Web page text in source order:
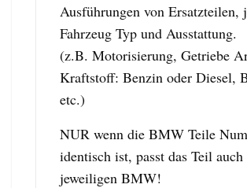
Ausführungen von Ersatzteilen,
Fahrzeug Typ und Ausstattung.
(z.B. Motorisierung, Getriebe
Kraftstoff: Benzin oder Diesel,
etc.)
NUR wenn die BMW Teile
identisch ist, passt das Teil
jeweiligen BMW!